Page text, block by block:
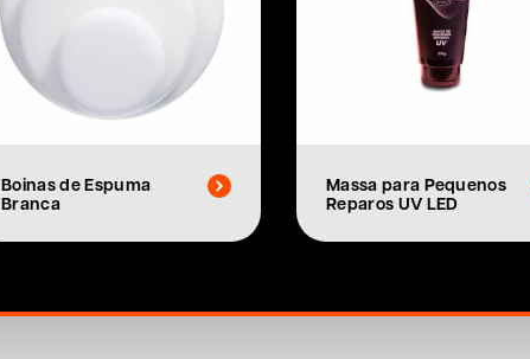
Boinas de Espuma
Branca
Massa para Pequenos
Reparos UV LED